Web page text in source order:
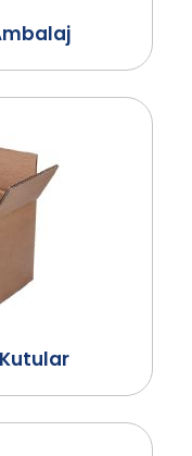
Kutular